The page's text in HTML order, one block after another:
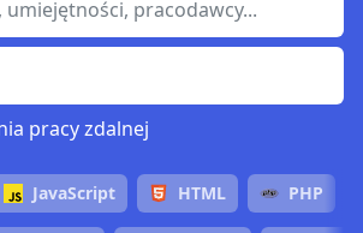
pracy zdalnej
JavaScript HTML PHP